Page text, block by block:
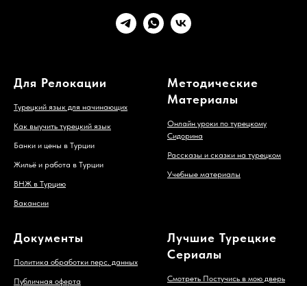
Для Релокации
Турецкий язык для начинающих
Как выучить турецкий язык
Банки и цены в Турции
Жильё и работа в Турции
ВНЖ в Турцию
Вакансии
Методические
Материалы
Онлайн уроки по турецкому
Сидорина
Рассказы и сказки на турецком
Учебные материалы
Документы
Политика обработки перс. данных
Публичная оферта
Лучшие Турецкие
Сериалы
Смотреть Постучись в мою дверь